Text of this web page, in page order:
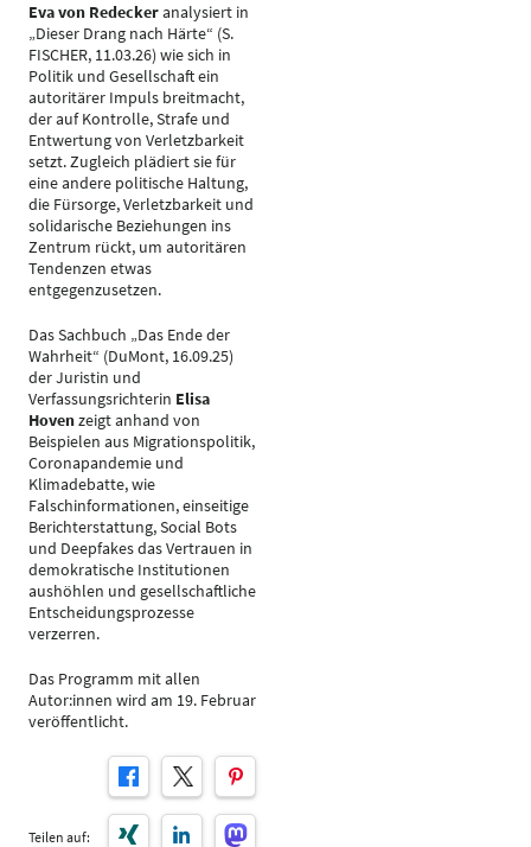
Eva von Redeckeranalysiert in
„Dieser Drang nach Härte“ (S.
FISCHER, 11.03.26) wie sich in
Politik und Gesellschaft ein
autoritärer Impuls breitmacht,
der auf Kontrolle, Strafe und
Entwertung von Verletzbarkeit
setzt. Zugleich plädiert sie für
eine andere politische Haltung,
die Fürsorge, Verletzbarkeit und
solidarische Beziehungen ins
Zentrum rückt, um autoritären
Tendenzen etwas
entgegenzusetzen.
Das Sachbuch „Das Ende der
Wahrheit“ (DuMont, 16.09.25)
der Juristin und
Verfassungsrichterin Elisa
Hovenzeigt anhand von
Beispielen aus Migrationspolitik,
Coronapandemie und
Klimadebatte, wie
Falschinformationen, einseitige
Berichterstattung, Social Bots
und Deepfakes das Vertrauen in
demokratische Institutionen
aushöhlen und gesellschaftliche
Entscheidungsprozesse
verzerren.
Das Programm mit allen
Autor:innen wird am 19. Februar
veröffentlicht.
Teilen auf: